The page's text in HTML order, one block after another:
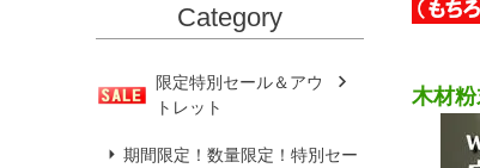
Category
限定特別セール＆アウ
トレット
期間限定！数量限定！特別セー
木材